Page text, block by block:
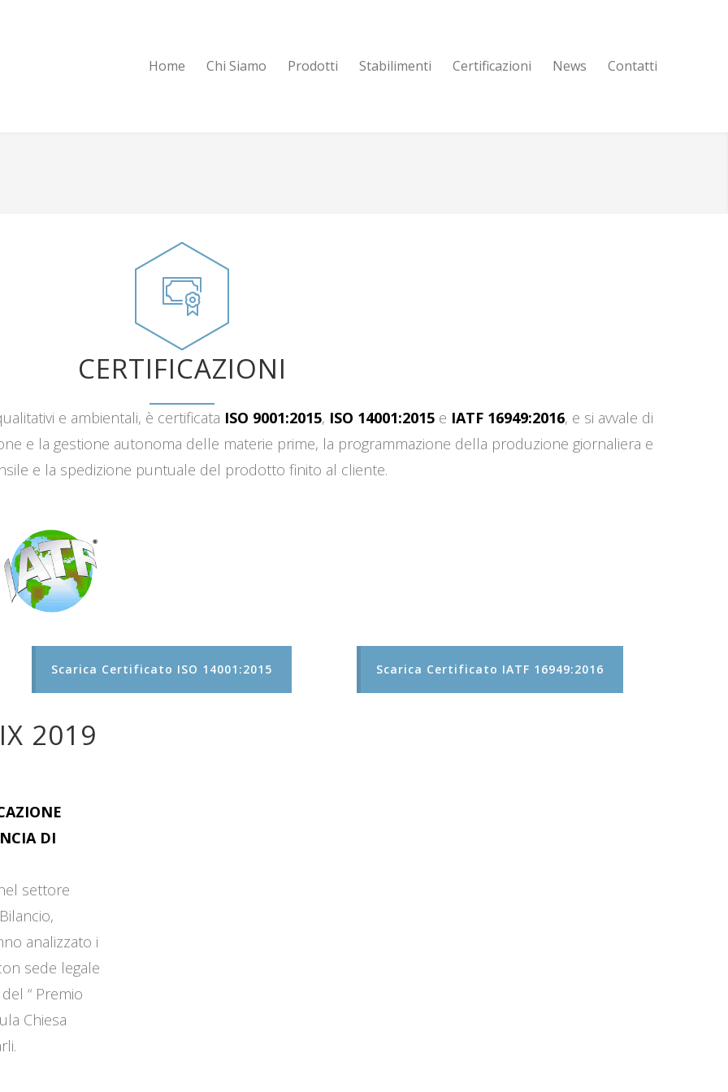
Home Chi Siamo Prodotti Stabilimenti Certificazioni News Contatti
CERTIFICAZIONI
e ambientali, è certificata ISO 9001:2015, ISO 14001:2015 e IATF 16949:2016, e si avvale di
e la gestione autonoma delle materie prime, la programmazione della produzione giornaliera e
e la spedizione puntuale del prodotto finito al cliente.
Scarica Certificato ISO 14001:2015 Scarica Certificato IATF 16949:2016
2019
DI
settore
analizzato i
sede legale
“ Premio
Chiesa